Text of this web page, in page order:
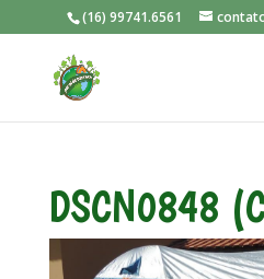
(16) 99741.6561
DSCN0848